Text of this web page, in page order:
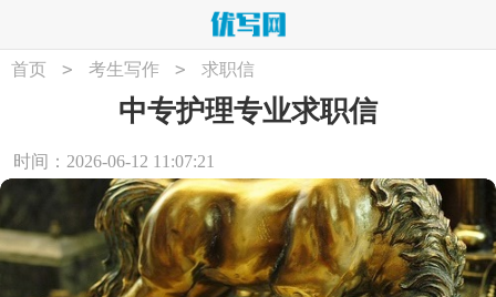
首页 > 考生写作 > 求职信
中专护理专业求职信
时间：2026-06-12 11:07:21